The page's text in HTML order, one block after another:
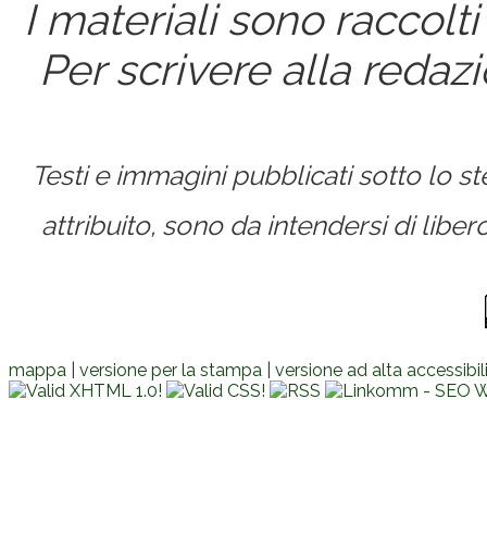
I materiali sono
Per scrivere alla
Testi e immagini pubblicati sotto lo
attribuito, sono da intendersi di
mappa versione per la stampa versione ad alta